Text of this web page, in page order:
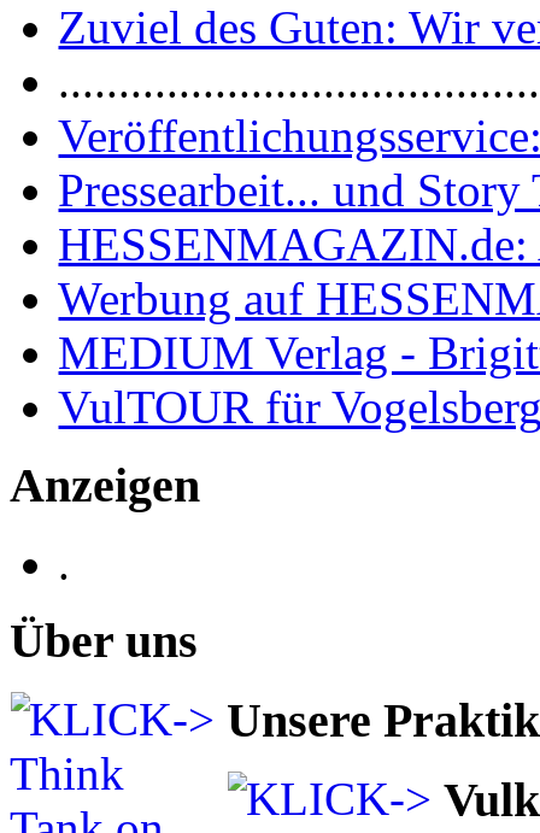
Zuviel des Guten: Wir
Pressearbeit... und
HESSENMAGAZIN.de:
Werbung auf
MEDIUM Verlag -
VulTOUR für
Anzeigen
.
Über uns
Unsere